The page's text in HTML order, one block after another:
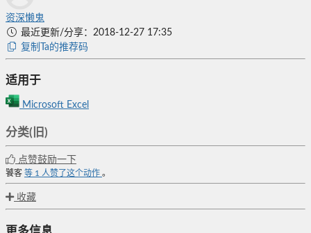
资深懒鬼
最近更新/分享：2018-12-27 17:35
复制Ta的推荐码
适用于
Microsoft Excel
分类(旧)
点赞鼓励一下
饕客 等 1 人赞了这个动作 。
收藏